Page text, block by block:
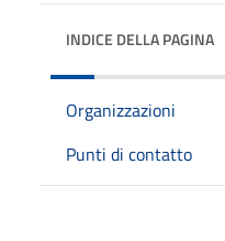
INDICE DELLA PAGINA
Organizzazioni
Punti di contatto